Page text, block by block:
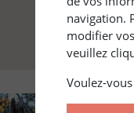
navigation.
modifier
veuillez
Voulez-